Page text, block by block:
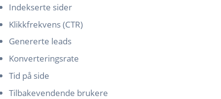
Indekserte sider
Klikkfrekvens (CTR)
Genererte leads
Konverteringsrate
Tid på side
Tilbakevendende brukere